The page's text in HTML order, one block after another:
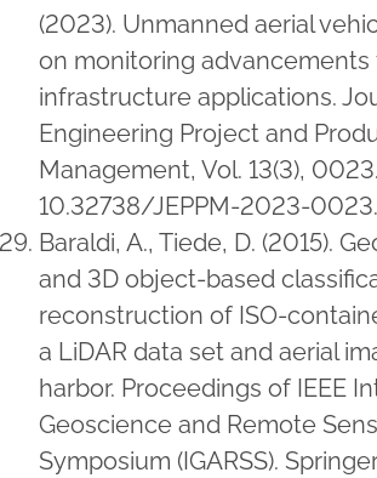
(2023). Unmanned aerial
on monitoring
infrastructure applications.
Engineering Project and
Management, Vol. 13(3),
10.32738/JEPPM-2023-0023.
Baraldi, A., Tiede, D. (2015).
and 3D object-based
reconstruction of ISO-
a LiDAR data set and aerial
harbor. Proceedings of IEEE
Geoscience and Remote
Symposium (IGARSS).